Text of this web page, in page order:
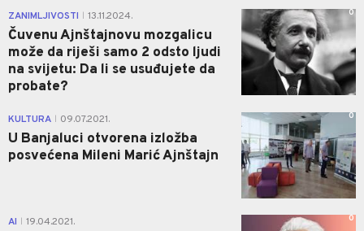
ZANIMLJIVOSTI 13.11.2024.
Čuvenu Ajnštajnovu mozgalicu
može da riješi samo 2 odsto ljudi
na svijetu: Da li se usuđujete da
probate?
0
KULTURA 09.07.2021.
U Banjaluci otvorena izložba
posvećena Mileni Marić Ajnštajn
0
AI 19.04.2021. 0